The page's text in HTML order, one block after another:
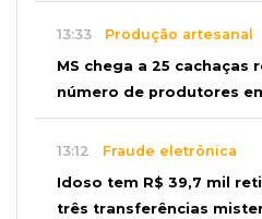
13:33 Produção artesanal
MS chega a 25 cachaças
número de produtores
13:12 Fraude eletrônica
Idoso tem R$ 39,7 mil
três transferências